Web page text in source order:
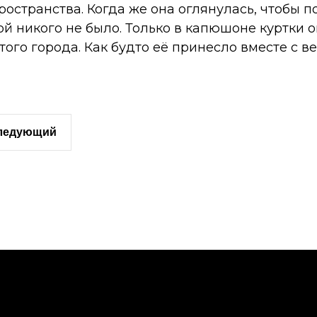
Когда же она оглянулась, чтобы
никого не было. Только в капюшоне
города. Как будто её принесло вместе с